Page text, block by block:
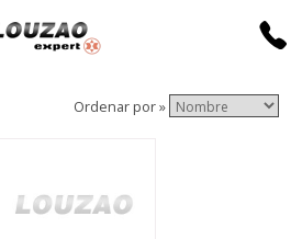
Ordenar por »